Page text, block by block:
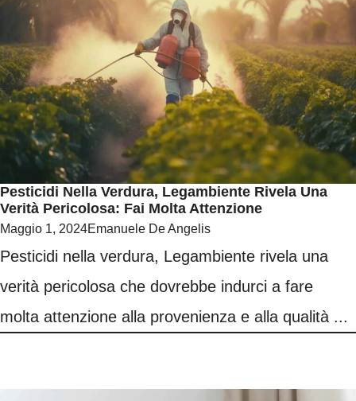
Pesticidi Nella Verdura, Legambiente Rivela Una
Verità Pericolosa: Fai Molta Attenzione
Maggio 1, 2024Emanuele De Angelis
Pesticidi nella verdura, Legambiente rivela una
verità pericolosa che dovrebbe indurci a fare
molta attenzione alla provenienza e alla qualità ...